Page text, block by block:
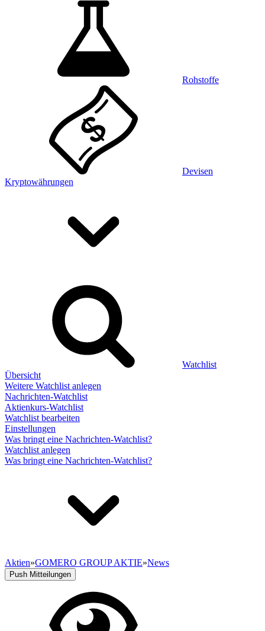
Rohstoffe
Devisen
Kryptowährungen
Watchlist
Übersicht
Weitere Watchlist anlegen
Nachrichten-Watchlist
Aktienkurs-Watchlist
Watchlist bearbeiten
Einstellungen
Was bringt eine Nachrichten-Watchlist?
Watchlist anlegen
Was bringt eine Nachrichten-Watchlist?
Aktien»GOMERO GROUP AKTIE»News
Push Mitteilungen